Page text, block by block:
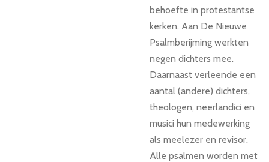
behoefte in protestantse
kerken. Aan De Nieuwe
Psalmberijming werkten
negen dichters mee.
Daarnaast verleende een
aantal (andere) dichters,
theologen, neerlandici en
musici hun medewerking
als meelezer en revisor.
Alle psalmen worden met